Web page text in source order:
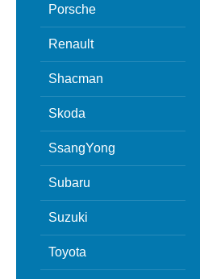
Porsche
Renault
Shacman
Skoda
SsangYong
Subaru
Suzuki
Toyota